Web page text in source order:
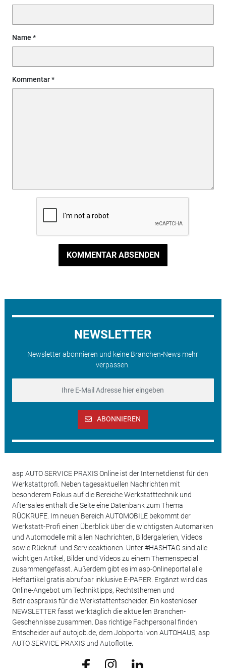
Name
Kommentar
KOMMENTAR ABSENDEN
NEWSLETTER
Newsletter abonnieren und keine Branchen-News mehr
verpassen.
ABONNIEREN
asp AUTO SERVICE PRAXIS Online ist der Internetdienst für den
Werkstattprofi. Neben tagesaktuellen Nachrichten mit
besonderem Fokus auf die Bereiche Werkstatttechnik und
Aftersales enthält die Seite eine Datenbank zum Thema
RÜCKRUFE. Im neuen Bereich AUTOMOBILE bekommt der
Werkstatt-Profi einen Überblick über die wichtigsten Automarken
und Automodelle mit allen Nachrichten, Bildergalerien, Videos
sowie Rückruf- und Serviceaktionen. Unter #HASHTAG sind alle
wichtigen Artikel, Bilder und Videos zu einem Themenspecial
zusammengefasst. Außerdem gibt es im asp-Onlineportal alle
Heftartikel gratis abrufbar inklusive E-PAPER. Ergänzt wird das
Online-Angebot um Techniktipps, Rechtsthemen und
Betriebspraxis für die Werkstattentscheider. Ein kostenloser
NEWSLETTER fasst werktäglich die aktuellen Branchen-
Geschehnisse zusammen. Das richtige Fachpersonal finden
Entscheider auf autojob.de, dem Jobportal von AUTOHAUS, asp
AUTO SERVICE PRAXIS und Autoflotte.